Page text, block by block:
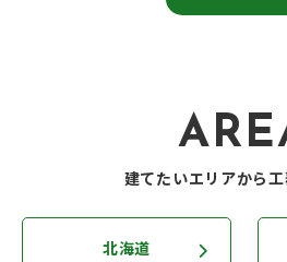
建てたいエリアから
北海道